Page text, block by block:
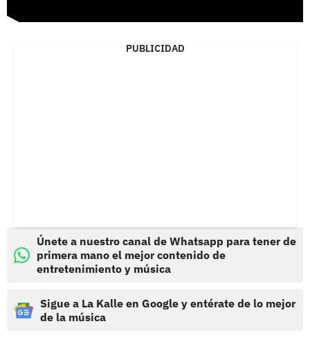
PUBLICIDAD
Únete a nuestro canal de Whatsapp para tener de
primera mano el mejor contenido de
entretenimiento y música
Sigue a La Kalle en Google y entérate de lo mejor
de la música